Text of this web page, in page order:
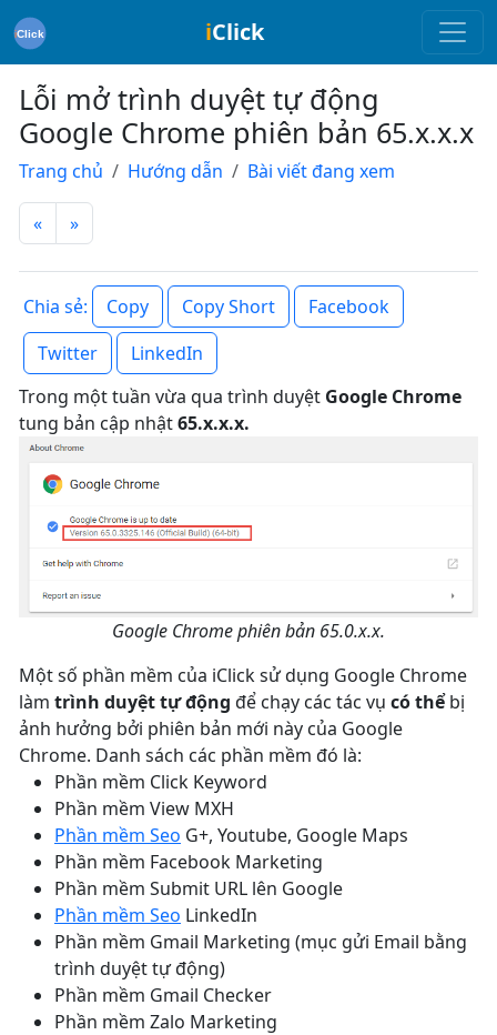
iClick
Lỗi mở trình duyệt tự động
Google Chrome phiên bản 65.x.x.x
Trang chủ Hướng dẫn Bài viết đang xem
« »
Chia sẻ: Copy Copy Short
Facebook
Twitter
LinkedIn
Trong một tuần vừa qua trình duyệt Google Chrome
tung bản cập nhật65.x.x.x.
Google Chrome phiên bản 65.0.x.x.
Một số phần mềm của iClick sử dụng Google Chrome
làm trình duyệt tự động để chạy các tác vụ có thểbị
ảnh hưởng bởi phiên bản mới này của Google
Chrome. Danh sách các phần mềm đó là:
Phần mềm Click Keyword
Phần mềm View MXH
Phần mềm Seo G+, Youtube, Google Maps
Phần mềm Facebook Marketing
Phần mềm Submit URL lên Google
Phần mềm Seo LinkedIn
Phần mềm Gmail Marketing (mục gửi Email bằng
trình duyệt tự động)
Phần mềm Gmail Checker
Phần mềm Zalo Marketing